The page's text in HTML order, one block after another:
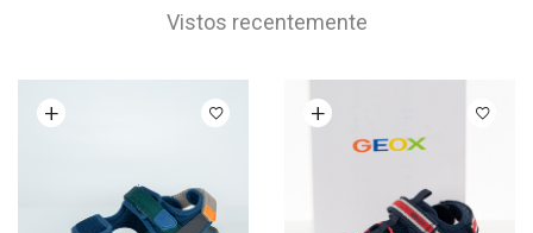
Vistos recentemente
opções Ver opções